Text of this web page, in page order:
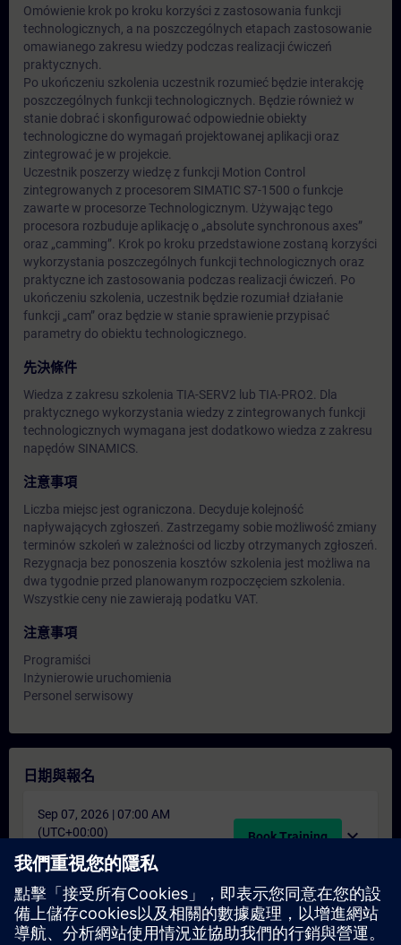
Omówienie krok po kroku korzyści z zastosowania funkcji
technologicznych, a na poszczególnych etapach zastosowanie
omawianego zakresu wiedzy podczas realizacji ćwiczeń
praktycznych.
Po ukończeniu szkolenia uczestnik rozumieć będzie interakcję
poszczególnych funkcji technologicznych. Będzie również w
stanie dobrać i skonfigurować odpowiednie obiekty
technologiczne do wymagań projektowanej aplikacji oraz
zintegrować je w projekcie.
Uczestnik poszerzy wiedzę z funkcji Motion Control
zintegrowanych z procesorem SIMATIC S7-1500 o funkcje
zawarte w procesorze Technologicznym. Używając tego
procesora rozbuduje aplikację o „absolute synchronous axes”
oraz „camming”. Krok po kroku przedstawione zostaną korzyści
wykorzystania poszczególnych funkcji technologicznych oraz
praktyczne ich zastosowania podczas realizacji ćwiczeń. Po
ukończeniu szkolenia, uczestnik będzie rozumiał działanie
funkcji „cam” oraz będzie w stanie sprawienie przypisać
parametry do obiektu technologicznego.
先決條件
Wiedza z zakresu szkolenia TIA-SERV2 lub TIA-PRO2. Dla
praktycznego wykorzystania wiedzy z zintegrowanych funkcji
technologicznych wymagana jest dodatkowo wiedza z zakresu
napędów SINAMICS.
注意事項
Liczba miejsc jest ograniczona. Decyduje kolejność
napływających zgłoszeń. Zastrzegamy sobie możliwość zmiany
terminów szkoleń w zależności od liczby otrzymanych zgłoszeń.
Rezygnacja bez ponoszenia kosztów szkolenia jest możliwa na
dwa tygodnie przed planowanym rozpoczęciem szkolenia.
Wszystkie ceny nie zawierają podatku VAT.
注意事項
Programiści
Inżynierowie uruchomienia
Personel serwisowy
日期與報名
Sep 07, 2026 | 07:00 AM
(UTC+00:00)
schedule5 天 translate PL
Book Training expand_more
找不到合適的日期嗎？
請將您的姓名加入課程候補名單，一旦有新的開課日期，我們將